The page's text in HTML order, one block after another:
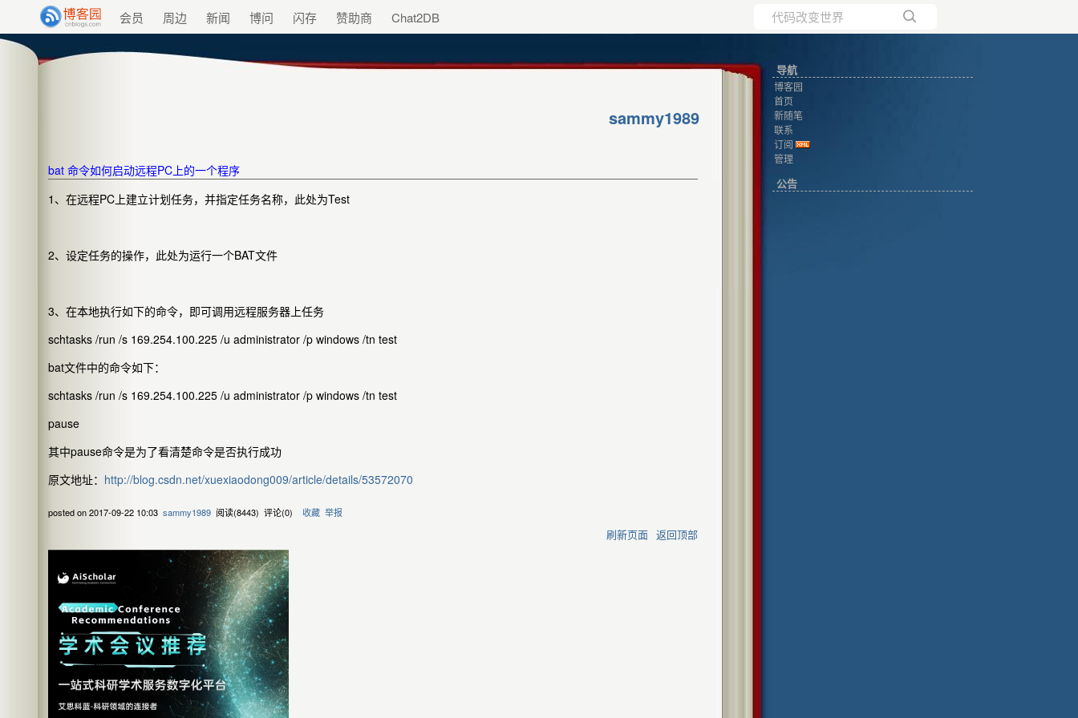
会员 周边 新闻 博问 闪存 赞助商 Chat2DB
sammy1989
bat 命令如何启动远程PC上的一个程序
1、在远程PC上建立计划任务，并指定任务名称，此处为Test
2、设定任务的操作，此处为运行一个BAT文件
3、在本地执行如下的命令，即可调用远程服务器上任务
schtasks /run /s 169.254.100.225 /u administrator /p windows /tn test
bat文件中的命令如下：
schtasks /run /s 169.254.100.225 /u administrator /p windows /tn test
pause
其中pause命令是为了看清楚命令是否执行成功
原文地址： http://blog.csdn.net/xuexiaodong009/article/details/53572070
posted on2017-09-22 10:03 sammy1989 阅读(8443) 评论(0) 收藏 举报
刷新页面 返回顶部
导航
博客园
首页
新随笔
联系
订阅
管理
公告